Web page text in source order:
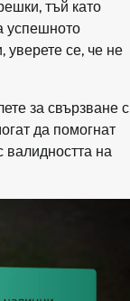
тъй като
успешното
уверете се, че не
за свързване с
да помогнат
валидността на